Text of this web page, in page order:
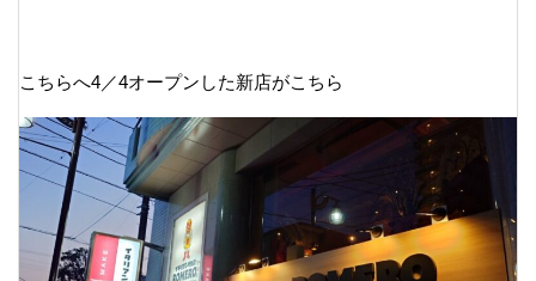
こちらへ4／4オープンした新店がこちら